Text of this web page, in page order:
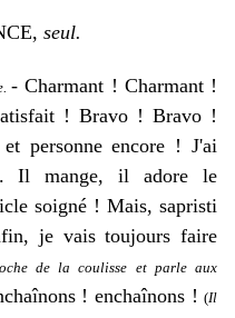
seul.
-Charmant ! Charmant !
! Bravo ! Bravo !
personne encore ! J'ai
Il mange, il adore le
soigné ! Mais, sapristi
je vais toujours faire
de la coulisse et parle aux
! enchaînons ! (Il